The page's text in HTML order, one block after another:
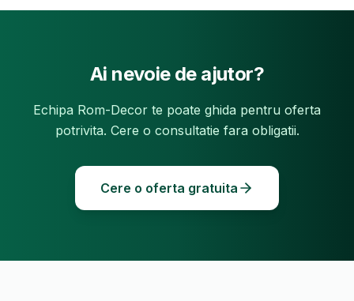
Ai nevoie de ajutor?
Echipa Rom-Decor te poate ghida pentru oferta
potrivita. Cere o consultatie fara obligatii.
Cere o oferta gratuita